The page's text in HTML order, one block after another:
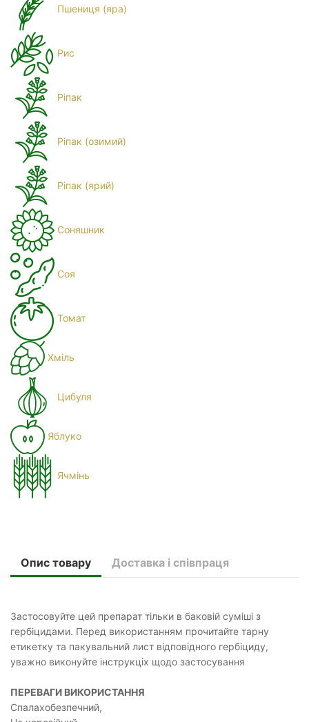
Пшениця (яра)
Рис
Ріпак
Ріпак (озимий)
Ріпак (ярий)
Соняшник
Соя
Томат
Хміль
Цибуля
Яблуко
Ячмінь
Опис товару Доставка і співпраця
Застосовуйте цей препарат тільки в баковій суміші з
гербіцидами. Перед використанням прочитайте тарну
етикетку та пакувальний лист відповідного гербіциду,
уважно виконуйте інструкціх щодо застосування
ПЕРЕВАГИ ВИКОРИСТАННЯ
Спалахобезпечний,